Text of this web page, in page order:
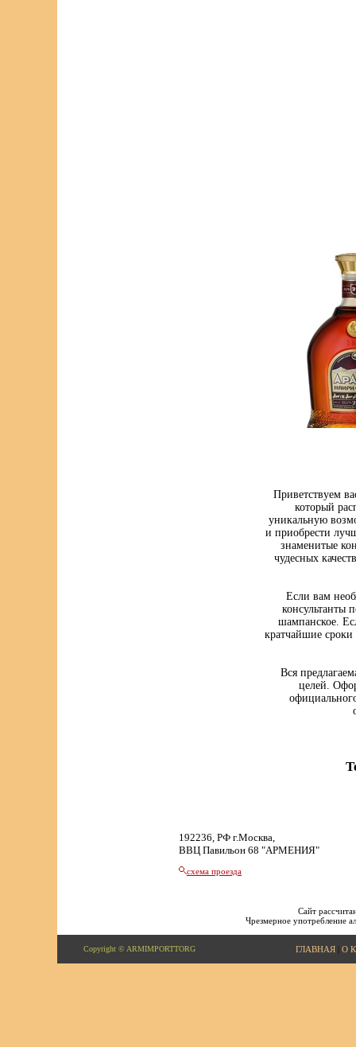
Приветствуем
который
уникальную
и приобрести
знаменитые
чудесных
Если вам
консультанты
шампанское.
кратчайшие
Вся
целей.
192236, РФ г.Москва,
ВВЦ Павильон 68 "АРМЕНИЯ"
схема проезда
Сайт
Чрезмерное употребление
Copyright © ARMIMPORTTORG ГЛАВНАЯ| О